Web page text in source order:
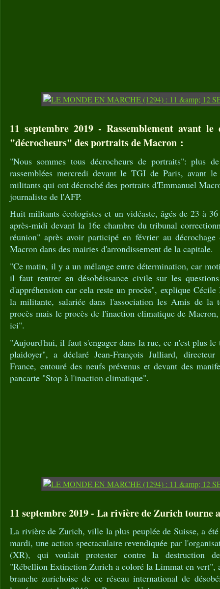
11 septembre 2019 - Rassemblement avant
"décrocheurs" des portraits de Macron :
"Nous sommes tous décrocheurs de portraits": plus
rassemblées mercredi devant le TGI de Paris, avant
militants qui ont décroché des portraits d'Emmanuel
journaliste de l'AFP.
Huit militants écologistes et un vidéaste, âgés de 23 à
après-midi devant la 16e chambre du tribunal
réunion" après avoir participé en février au décrochage
Macron dans des mairies d'arrondissement de la capitale.
"Ce matin, il y a un mélange entre détermination, car
il faut rentrer en désobéissance civile sur les
d'appréhension car cela reste un procès", explique
la militante, salariée dans l'association les Amis de la
procès mais le procès de l'inaction climatique de
ici".
"Aujourd'hui, il faut s'engager dans la rue, ce n'est plus le
plaidoyer", a déclaré Jean-François Julliard, directeur
France, entouré des neufs prévenus et devant des
pancarte "Stop à l'inaction climatique".
11 septembre 2019 - La rivière de Zurich tourne
La rivière de Zurich, ville la plus peuplée de Suisse, a
mardi, une action spectaculaire revendiquée par
(XR), qui voulait protester contre la destruction de
"Rébellion Extinction Zurich a coloré la Limmat en vert",
branche zurichoise de ce réseau international de